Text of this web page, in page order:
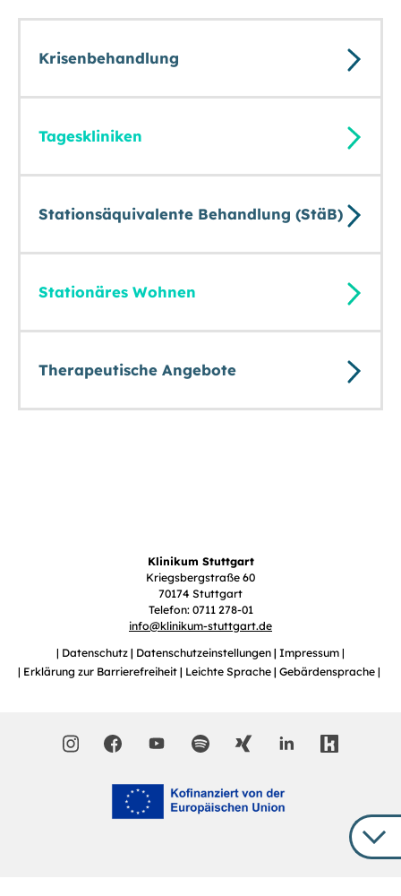
Krisenbehandlung
Tageskliniken
Stationsäquivalente Behandlung (StäB)
Stationäres Wohnen
Therapeutische Angebote
Klinikum Stuttgart
Kriegsbergstraße 60
70174 Stuttgart
Telefon: 0711 278-01
info@klinikum-stuttgart.de
Datenschutz
Datenschutzeinstellungen Impressum
Erklärung zur Barrierefreiheit
Leichte Sprache Gebärdensprache